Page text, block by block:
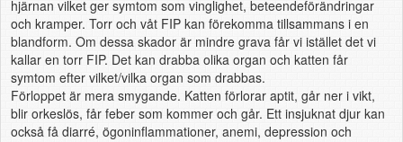
hjärnan vilket ger symtom som vinglighet, beteendeförändringar
och kramper. Torr och våt FIP kan förekomma tillsammans i en
blandform. Om dessa skador är mindre grava får vi istället det vi
kallar en torr FIP. Det kan drabba olika organ och katten får
symtom efter vilket/vilka organ som drabbas.
Förloppet är mera smygande. Katten förlorar aptit, går ner i vikt,
blir orkeslös, får feber som kommer och går. Ett insjuknat djur kan
också få diarré, ögoninflammationer, anemi, depression och